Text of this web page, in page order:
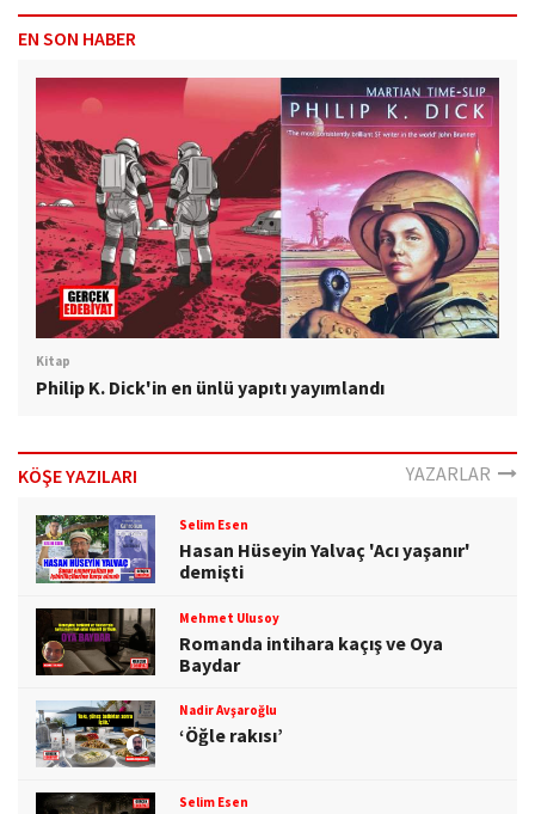
EN SON HABER
Kitap
Philip K. Dick'in en ünlü yapıtı yayımlandı
KÖŞE YAZILARI YAZARLAR
Selim Esen
Hasan Hüseyin Yalvaç 'Acı yaşanır'
demişti
Mehmet Ulusoy
Romanda intihara kaçış ve Oya
Baydar
Nadir Avşaroğlu
‘Öğle rakısı’
Selim Esen